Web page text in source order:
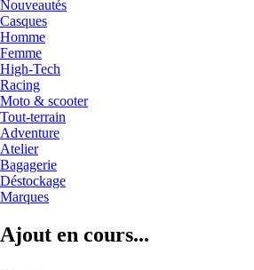
Nouveautés
Casques
Homme
Femme
High-Tech
Racing
Moto & scooter
Tout-terrain
Adventure
Atelier
Bagagerie
Déstockage
Marques
Ajout en cours...